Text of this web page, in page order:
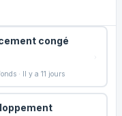
congé
· Il y a 11 jours